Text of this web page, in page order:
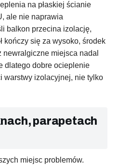
na płaskiej ścianie
ale nie naprawia
balkon przecina izolację,
kończy się za wysoko, środek
newralgiczne miejsca nadal
dlatego dobre ocieplenie
warstwy izolacyjnej, nie tylko
parapetach
miejsc problemów.